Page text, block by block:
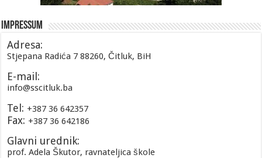
Impressum
Adresa:
Stjepana Radića 7 88260, Čitluk, BiH
E-mail:
info@sscitluk.ba
Tel: +387 36 642357
Fax: +387 36 642186
Glavni urednik:
prof. Adela Škutor, ravnateljica škole